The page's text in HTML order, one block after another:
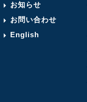
お知らせ
お問い合わせ
English